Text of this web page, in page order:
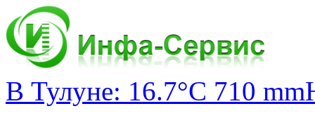
В Тулуне: 16.7°C 710